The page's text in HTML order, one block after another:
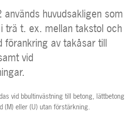
huvudsakligen som
trä t. ex. mellan takstol och
förankring av takåsar till
vid
vid bbultinvästning till betong, lättbetong
(M) eller (U) utan förstärkning.